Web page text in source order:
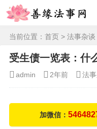
当前位置： 首页 > 法事杂谈
受生债一览表：什
admin 2年前 法
加微信：